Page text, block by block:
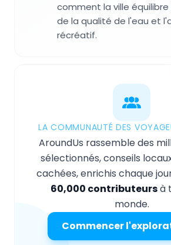
comment la ville
de la qualité de l'eau et
récréatif.
LA COMMUNAUTÉ DES
AroundUs rassemble des
sélectionnés, conseils
cachées, enrichis chaque
60,000 contributeursà
monde.
Commencer